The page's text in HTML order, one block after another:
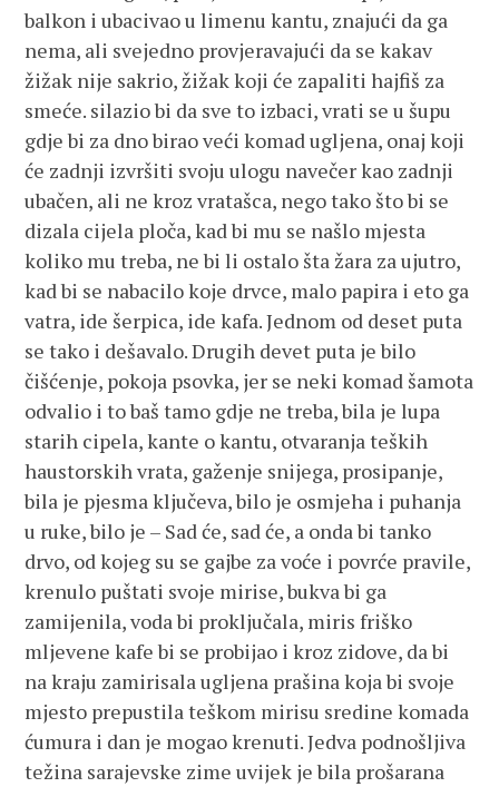
balkon i ubacivao u limenu kantu, znajući da ga
nema, ali svejedno provjeravajući da se kakav
žižak nije sakrio, žižak koji će zapaliti hajfiš za
smeće. silazio bi da sve to izbaci, vrati se u šupu
gdje bi za dno birao veći komad ugljena, onaj koji
će zadnji izvršiti svoju ulogu navečer kao zadnji
ubačen, ali ne kroz vratašca, nego tako što bi se
dizala cijela ploča, kad bi mu se našlo mjesta
koliko mu treba, ne bi li ostalo šta žara za ujutro,
kad bi se nabacilo koje drvce, malo papira i eto ga
vatra, ide šerpica, ide kafa. Jednom od deset puta
se tako i dešavalo. Drugih devet puta je bilo
čišćenje, pokoja psovka, jer se neki komad šamota
odvalio i to baš tamo gdje ne treba, bila je lupa
starih cipela, kante o kantu, otvaranja teških
haustorskih vrata, gaženje snijega, prosipanje,
bila je pjesma ključeva, bilo je osmjeha i puhanja
u ruke, bilo je – Sad će, sad će, a onda bi tanko
drvo, od kojeg su se gajbe za voće i povrće pravile,
krenulo puštati svoje mirise, bukva bi ga
zamijenila, voda bi proključala, miris friško
mljevene kafe bi se probijao i kroz zidove, da bi
na kraju zamirisala ugljena prašina koja bi svoje
mjesto prepustila teškom mirisu sredine komada
ćumura i dan je mogao krenuti. Jedva podnošljiva
težina sarajevske zime uvijek je bila prošarana